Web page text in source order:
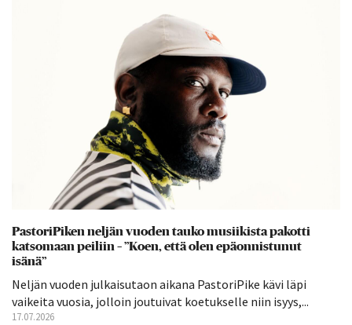
PastoriPiken neljän vuoden tauko musiikista pakotti
katsomaan peiliin – ”Koen, että olen epäonnistunut
isänä”
Neljän vuoden julkaisutaon aikana PastoriPike kävi läpi
vaikeita vuosia, jolloin joutuivat koetukselle niin isyys,...
17.07.2026